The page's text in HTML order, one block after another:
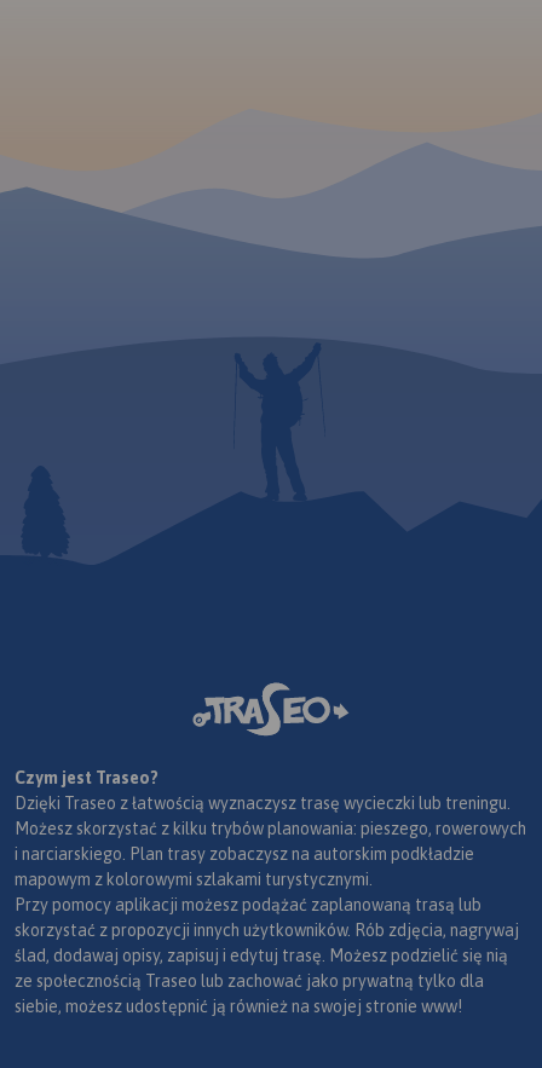
Czym jest Traseo?
Dzięki Traseo z łatwością wyznaczysz trasę wycieczki lub treningu.
Możesz skorzystać z kilku trybów planowania: pieszego, rowerowych
i narciarskiego. Plan trasy zobaczysz na autorskim podkładzie
mapowym z kolorowymi szlakami turystycznymi.
Przy pomocy aplikacji możesz podążać zaplanowaną trasą lub
skorzystać z propozycji innych użytkowników. Rób zdjęcia, nagrywaj
ślad, dodawaj opisy, zapisuj i edytuj trasę. Możesz podzielić się nią
ze społecznością Traseo lub zachować jako prywatną tylko dla
siebie, możesz udostępnić ją również na swojej stronie www!